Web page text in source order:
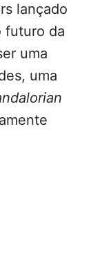
lançado
futuro da
uma
uma